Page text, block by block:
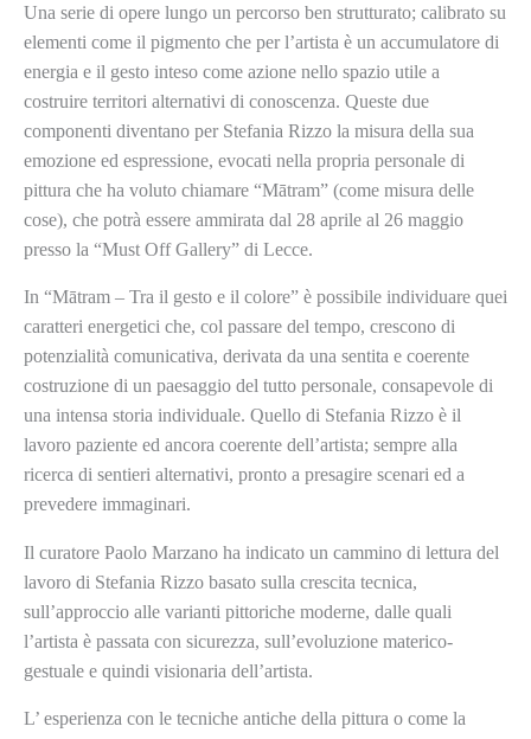
Una serie di opere lungo un percorso ben strutturato; calibrato su
elementi come il pigmento che per l’artista è un accumulatore di
energia e il gesto inteso come azione nello spazio utile a
costruire territori alternativi di conoscenza. Queste due
componenti diventano per Stefania Rizzo la misura della sua
emozione ed espressione, evocati nella propria personale di
pittura che ha voluto chiamare “Mātram” (come misura delle
cose), che potrà essere ammirata dal 28 aprile al 26 maggio
presso la “Must Off Gallery” di Lecce.
In “Mātram – Tra il gesto e il colore” è possibile individuare quei
caratteri energetici che, col passare del tempo, crescono di
potenzialità comunicativa, derivata da una sentita e coerente
costruzione di un paesaggio del tutto personale, consapevole di
una intensa storia individuale. Quello di Stefania Rizzo è il
lavoro paziente ed ancora coerente dell’artista; sempre alla
ricerca di sentieri alternativi, pronto a presagire scenari ed a
prevedere immaginari.
Il curatore Paolo Marzano ha indicato un cammino di lettura del
lavoro di Stefania Rizzo basato sulla crescita tecnica,
sull’approccio alle varianti pittoriche moderne, dalle quali
l’artista è passata con sicurezza, sull’evoluzione materico-
gestuale e quindi visionaria dell’artista.
L’ esperienza con le tecniche antiche della pittura o come la